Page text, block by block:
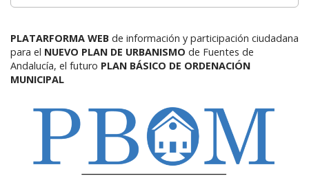
PLATARFORMA WEB de información y participación ciudadana
para el NUEVO PLAN DE URBANISMO de Fuentes de
Andalucía, el futuro PLAN BÁSICO DE ORDENACIÓN
MUNICIPAL